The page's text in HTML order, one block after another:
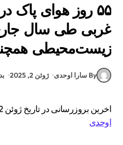
۵۵ روز هوای پاک
غربی طی سال
زیست‌محیطی
By سارا اوحدی ژوئن 2, 2025
اخرین بروزرسانی در تاریخ ژوئن 2, 2025 توسط
اوحدی